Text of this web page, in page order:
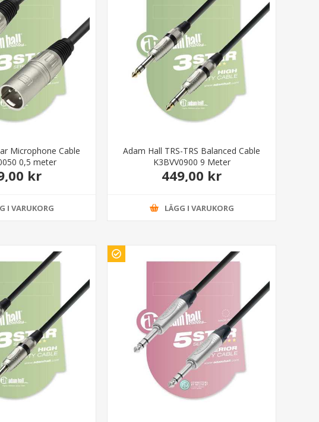
Microphone Cable
0,5 meter
kr
I VARUKORG
Adam Hall TRS-TRS Balanced Cable
K3BVV0900 9 Meter
449,00 kr
LÄGG I VARUKORG